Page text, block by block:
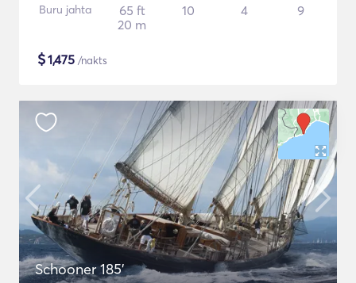
Buru jahta
65 ft
20 m
10 4 9
$1,475 /nakts
Schooner 185'